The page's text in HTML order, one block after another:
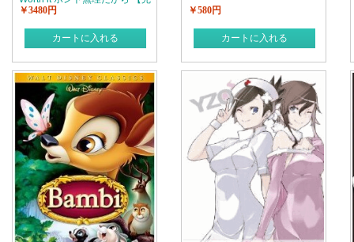
全版】(初回生産限定版)
￥3480円
カートに入れる
￥580円
カートに入れる